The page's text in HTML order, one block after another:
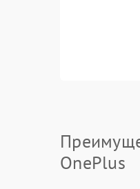
OnePlus